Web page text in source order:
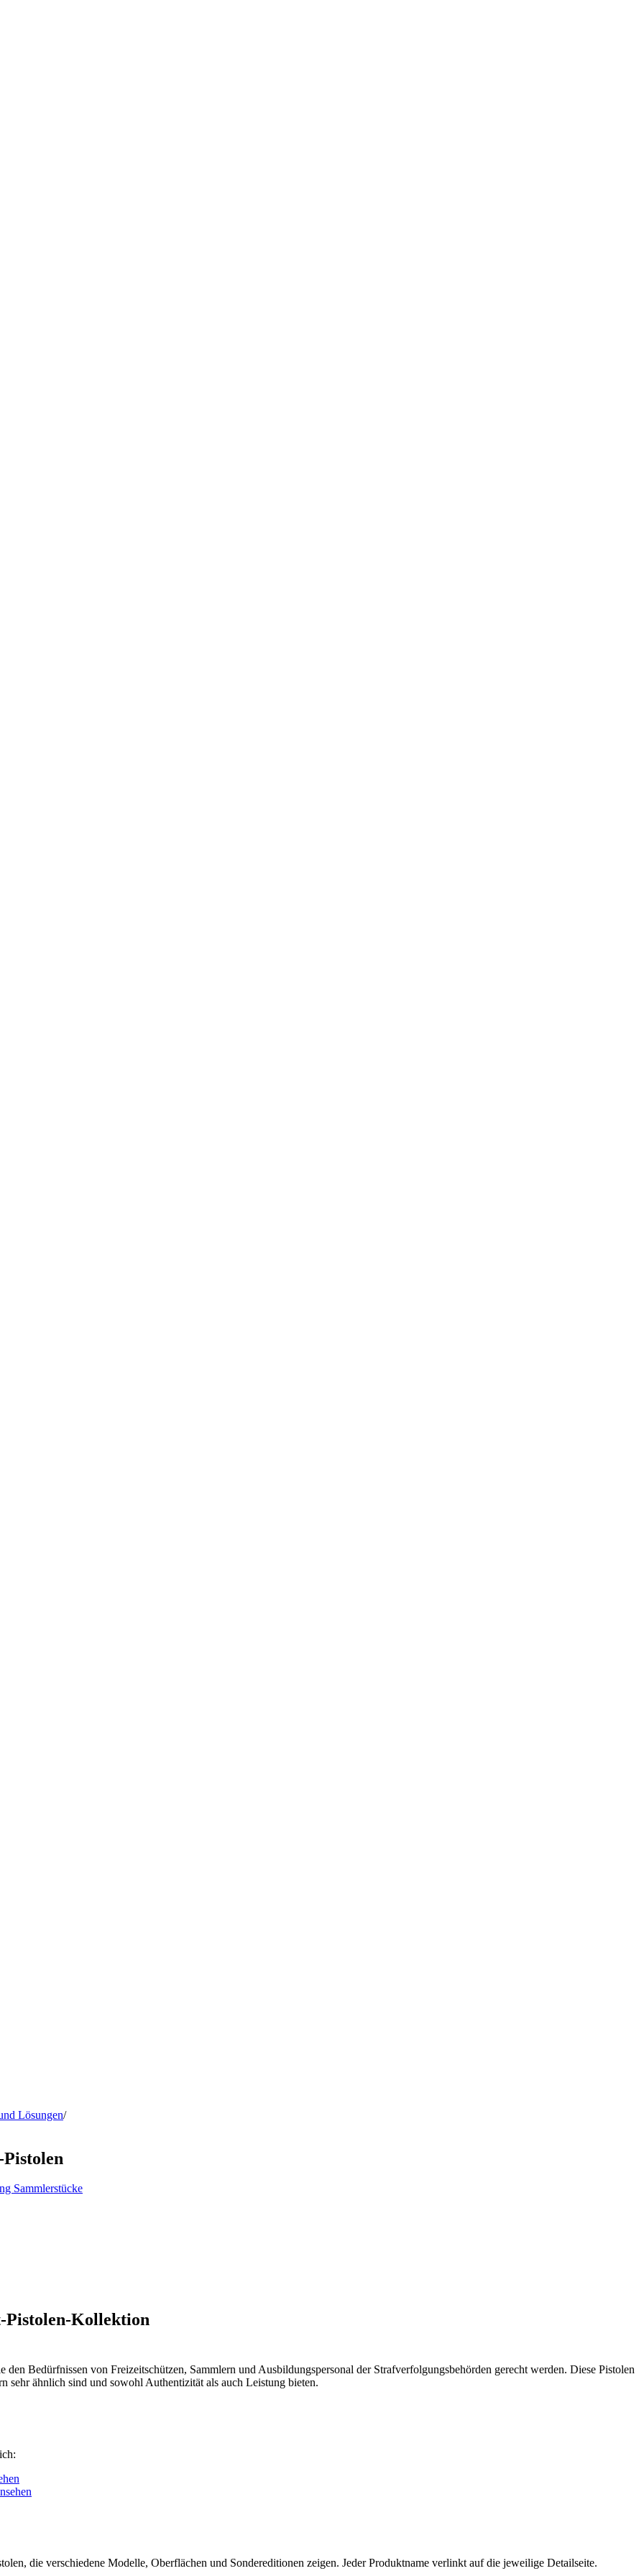
Lösungen/
Sammlerstücke
Pistolen-Kollektion
Bedürfnissen von Freizeitschützen, Sammlern und Ausbildungspersonal der Strafverfolgungsbehörden gerecht werden. Diese Pistolen
sehr ähnlich sind und sowohl Authentizität als auch Leistung bieten.
die verschiedene Modelle, Oberflächen und Sondereditionen zeigen. Jeder Produktname verlinkt auf die jeweilige Detailseite.